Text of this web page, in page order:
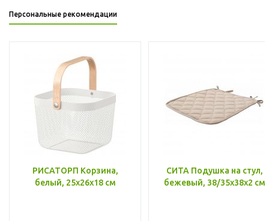
Персональные рекомендации
РИСАТОРП Корзина,
белый, 25x26x18 см
СИТА Подушка на стул,
бежевый, 38/35x38x2 см